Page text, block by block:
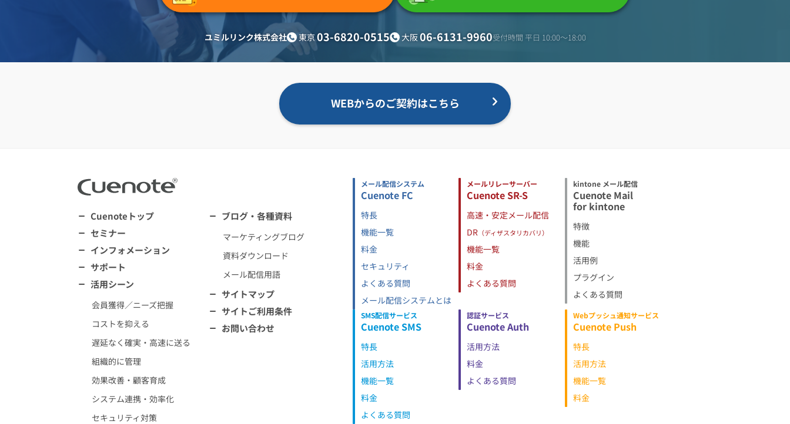
ユミルリンク株式会社 東京03-6820-0515 大阪06-6131-9960受付時間 平日 10:00〜18:00
WEBからのご契約はこちら
Cuenoteトップ
セミナー
インフォメーション
サポート
活用シーン
会員獲得／ニーズ把握
コストを抑える
遅延なく確実・高速に送る
組織的に管理
効果改善・顧客育成
システム連携・効率化
セキュリティ対策
ブログ・各種資料
マーケティングブログ
資料ダウンロード
メール配信用語
サイトマップ
サイトご利用条件
お問い合わせ
メール配信システム
Cuenote FC
特長
機能一覧
料金
セキュリティ
よくある質問
メール配信システムとは
メールリレーサーバー
Cuenote SR-S
高速・安定メール配信
DR （ディザスタリカバリ）
機能一覧
料金
よくある質問
kintone メール配信
Cuenote Mail
for kintone
特徴
機能
活用例
プラグイン
よくある質問
SMS配信サービス
Cuenote SMS
特長
活用方法
機能一覧
料金
よくある質問
認証サービス
Cuenote Auth
活用方法
料金
よくある質問
Webプッシュ通知サービス
Cuenote Push
特長
活用方法
機能一覧
料金